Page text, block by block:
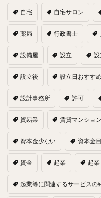
自宅 自宅サロン
薬局 行政書士
設備屋 設立 設
設立後 設立日おすすめ
設計事務所 許可
貿易業 賃貸マンション
資本金少ない 資本金
資金 起業 起業
起業等に関連するサービスの